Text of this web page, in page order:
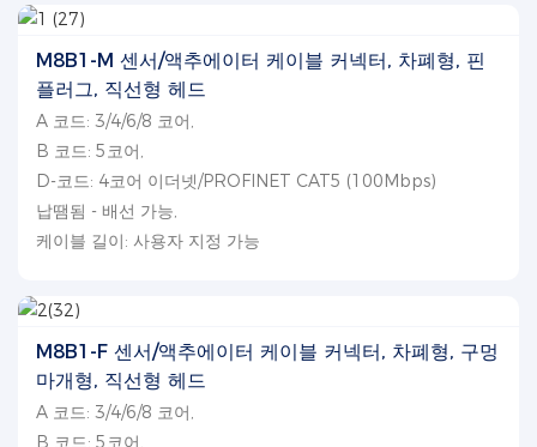
M8B1-M 센서/액추에이터 케이블 커넥터, 차폐형, 핀
플러그, 직선형 헤드
A 코드: 3/4/6/8 코어,
B 코드: 5코어,
D-코드: 4코어 이더넷/PROFINET CAT5 (100Mbps)
납땜됨 - 배선 가능,
케이블 길이: 사용자 지정 가능
M8B1-F 센서/액추에이터 케이블 커넥터, 차폐형, 구멍
마개형, 직선형 헤드
A 코드: 3/4/6/8 코어,